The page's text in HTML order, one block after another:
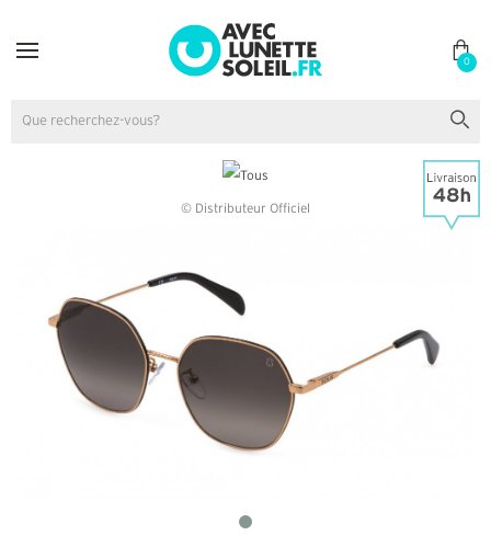
0
© Distributeur Officiel